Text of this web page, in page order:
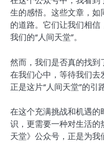
生的感悟。这些文章，
的道路。它们让我们相
我们的“人间天堂”。
然而，我们是否真的找到
在我们心中，等待我们去
正是这片“人间天堂”的引
在这个充满挑战和机遇
识，更需要一种对生活
天堂》公众号，正是为我